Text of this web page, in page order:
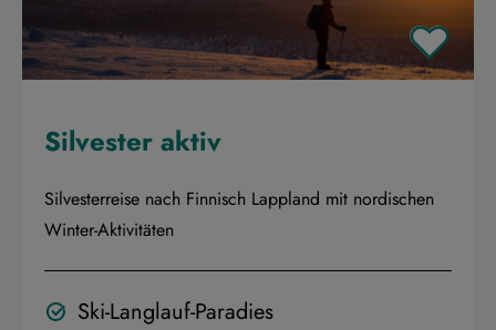
Silvester aktiv
Silvesterreise nach Finnisch Lappland mit nordischen
Winter-Aktivitäten
Ski-Langlauf-Paradies